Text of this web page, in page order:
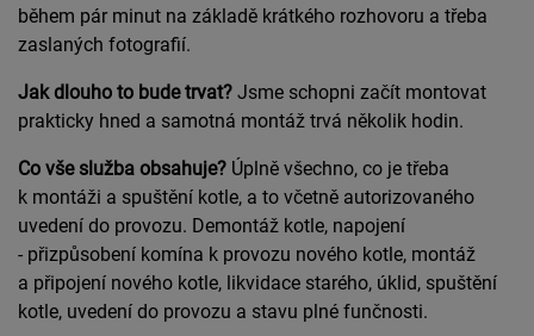
během pár minut na základě krátkého rozhovoru a třeba
zaslaných fotografií.
Jak dlouho to bude trvat? Jsme schopni začít montovat
prakticky hned a samotná montáž trvá několik hodin.
Co vše služba obsahuje? Úplně všechno, co je třeba
k montáži a spuštění kotle, a to včetně autorizovaného
uvedení do provozu. Demontáž kotle, napojení
- přizpůsobení komína k provozu nového kotle, montáž
a připojení nového kotle, likvidace starého, úklid, spuštění
kotle, uvedení do provozu a stavu plné funčnosti.